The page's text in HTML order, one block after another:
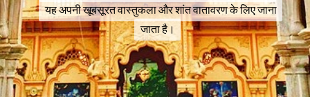
यह अपनी खूबसूरत वास्तुकला और शांत वातावरण के लिए जाना
जाता है।
यह अपनी खूबसूरत वास्तुकला और शांत वातावरण के लिए जाना
जाता है।